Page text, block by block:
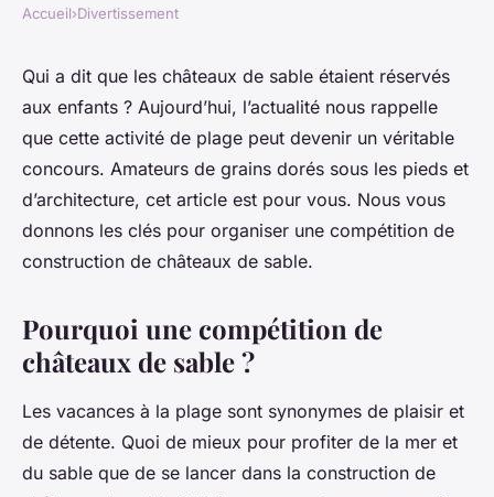
Comment créer une
compétition de construction
de châteaux de sable ?
Laurent•24 janvier 2024•5 min de lecture
Accueil›Divertissement
Qui a dit que les châteaux de sable étaient réservés
aux enfants ? Aujourd’hui, l’actualité nous rappelle
que cette activité de plage peut devenir un véritable
concours. Amateurs de grains dorés sous les pieds et
d’architecture, cet article est pour vous. Nous vous
donnons les clés pour organiser une compétition de
construction de châteaux de sable.
Pourquoi une compétition de
châteaux de sable ?
Les vacances à la plage sont synonymes de plaisir et
de détente. Quoi de mieux pour profiter de la mer et
du sable que de se lancer dans la construction de